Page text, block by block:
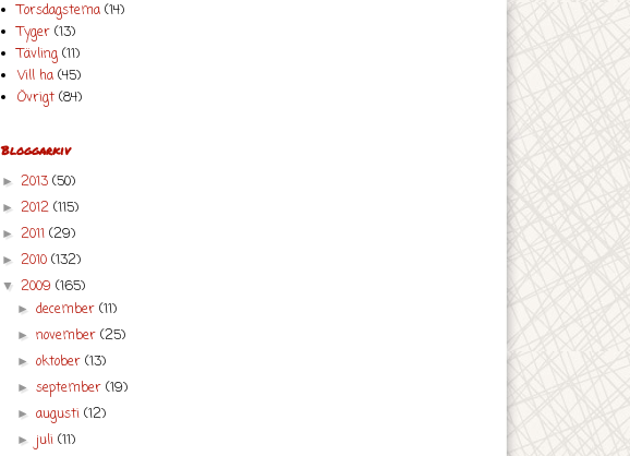
Torsdagstema (14)
Tyger (13)
Tävling (11)
Vill ha (45)
Övrigt (84)
Bloggarkiv
► 2013 (50)
► 2012 (115)
► 2011 (29)
► 2010 (132)
▼ 2009 (165)
►december(11)
►november(25)
►oktober(13)
►september(19)
►augusti(12)
► juli(11)